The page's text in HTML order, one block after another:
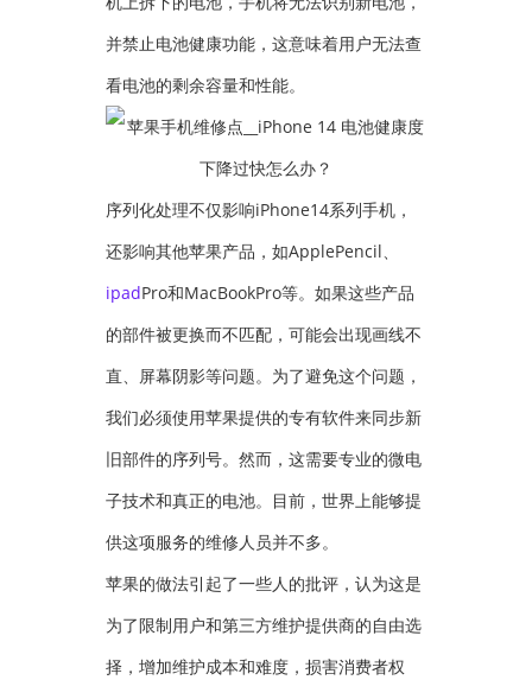
并禁止电池健康功能，这意味着用户无法查
看电池的剩余容量和性能。
序列化处理不仅影响iPhone14系列手机，
还影响其他苹果产品，如ApplePencil、
ipadPro和MacBookPro等。如果这些产品
的部件被更换而不匹配，可能会出现画线不
直、屏幕阴影等问题。为了避免这个问题，
我们必须使用苹果提供的专有软件来同步新
旧部件的序列号。然而，这需要专业的微电
子技术和真正的电池。目前，世界上能够提
供这项服务的维修人员并不多。
苹果的做法引起了一些人的批评，认为这是
为了限制用户和第三方维护提供商的自由选
择，增加维护成本和难度，损害消费者权